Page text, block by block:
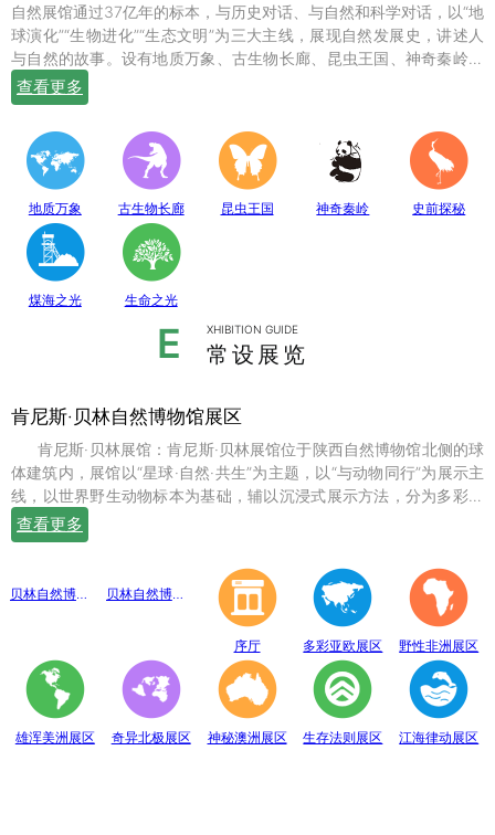
自然展馆通过37亿年的标本，与历史对话、与自然和科学对话，以“地
球演化”“生物进化”“生态文明”为三大主线，展现自然发展史，讲述人
与自然的故事。设有地质万象、古生物长廊、昆虫王国、神奇秦岭、
史前探秘、煤海之光和生命之光七个常设展厅，陈列有岩石鼻祖紫苏
斜长麻粒岩等矿物标本；有鱼龙、翼龙、马门溪龙、似银杏、新芦木
等珍贵的化石；有秦岭大熊猫、金丝猴、羚牛、朱鹮、珙桐、独叶草
等珍稀动植物标本，呈现出一幅绚丽多姿的地球生命物种演化图。
查看更多
地质万象 古生物长廊 昆虫王国 神奇秦岭 史前探秘
煤海之光 生命之光
E XHIBITION GUIDE
常设展览
肯尼斯·贝林自然博物馆展区
体建筑内，展馆以“星球·自然·共生”为主题，以“与动物同行”为展示主
线，以世界野生动物标本为基础，辅以沉浸式展示方法，分为多彩亚
欧、野性非洲、雄浑美洲、奇异北极、神秘澳洲、生存法则、江海律
动、穹幕影院、勇敢者通道、互动体验等10个展示体验区，共展出七
查看更多
贝林自然博物馆趣味互动展区 贝林自然博物馆山海经奇展区
序厅 多彩亚欧展区 野性非洲展区
雄浑美洲展区 奇异北极展区 神秘澳洲展区 生存法则展区 江海律动展区